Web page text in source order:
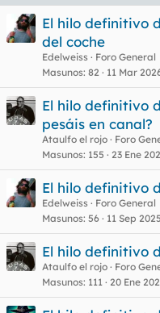
El hilo definitivo
del coche
Edelweiss
Foro General
Masunos 82 11 Mar
El hilo definitivo
pesáis en canal?
Ataulfo el rojo
Foro
Masunos 155 23 Ene
El hilo definitivo
Edelweiss
Foro General
Masunos 56 11 Sep 2025
El hilo definitivo
Ataulfo el rojo
Foro
Masunos 111 20 Ene